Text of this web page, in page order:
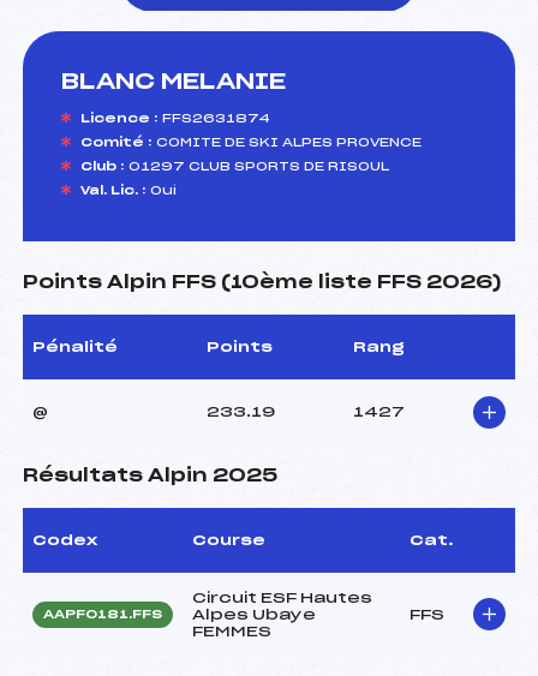
BLANC MELANIE
Licence : FFS2631874
Comité : COMITE DE SKI ALPES PROVENCE
Club : 01297 CLUB SPORTS DE RISOUL
Val. Lic. : Oui
Points Alpin FFS (10ème liste FFS 2026)
Pénalité Points Rang
@ 233.19 1427
Résultats Alpin 2025
Codex Course Cat.
AAPF0181.FFS
Circuit ESF Hautes
Alpes Ubaye
FEMMES
FFS